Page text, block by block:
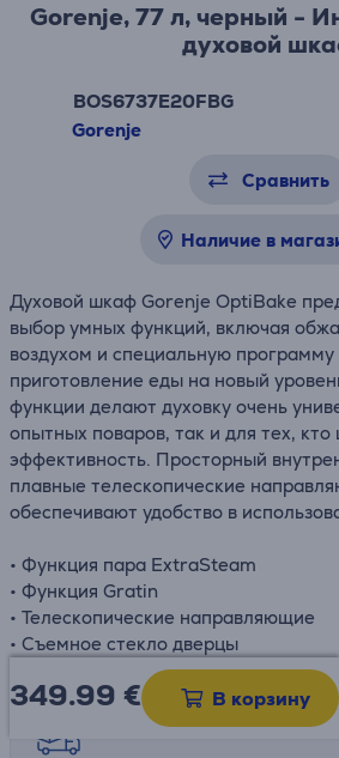
Gorenje, 77 л, черный -
духовой
BOS6737E20FBG
Gorenje
Сравнить
Наличие в
Духовой шкаф Gorenje OptiBake
выбор умных функций, включая
воздухом и специальную
приготовление еды на новый
функции делают духовку очень
опытных поваров, так и для тех, кто
эффективность. Просторный
плавные телескопические
обеспечивают удобство в
• Функция пара ExtraSteam
• Функция Gratin
• Телескопические направляющие
• Съемное стекло дверцы
349.99 € В корзину
Возможности доставки